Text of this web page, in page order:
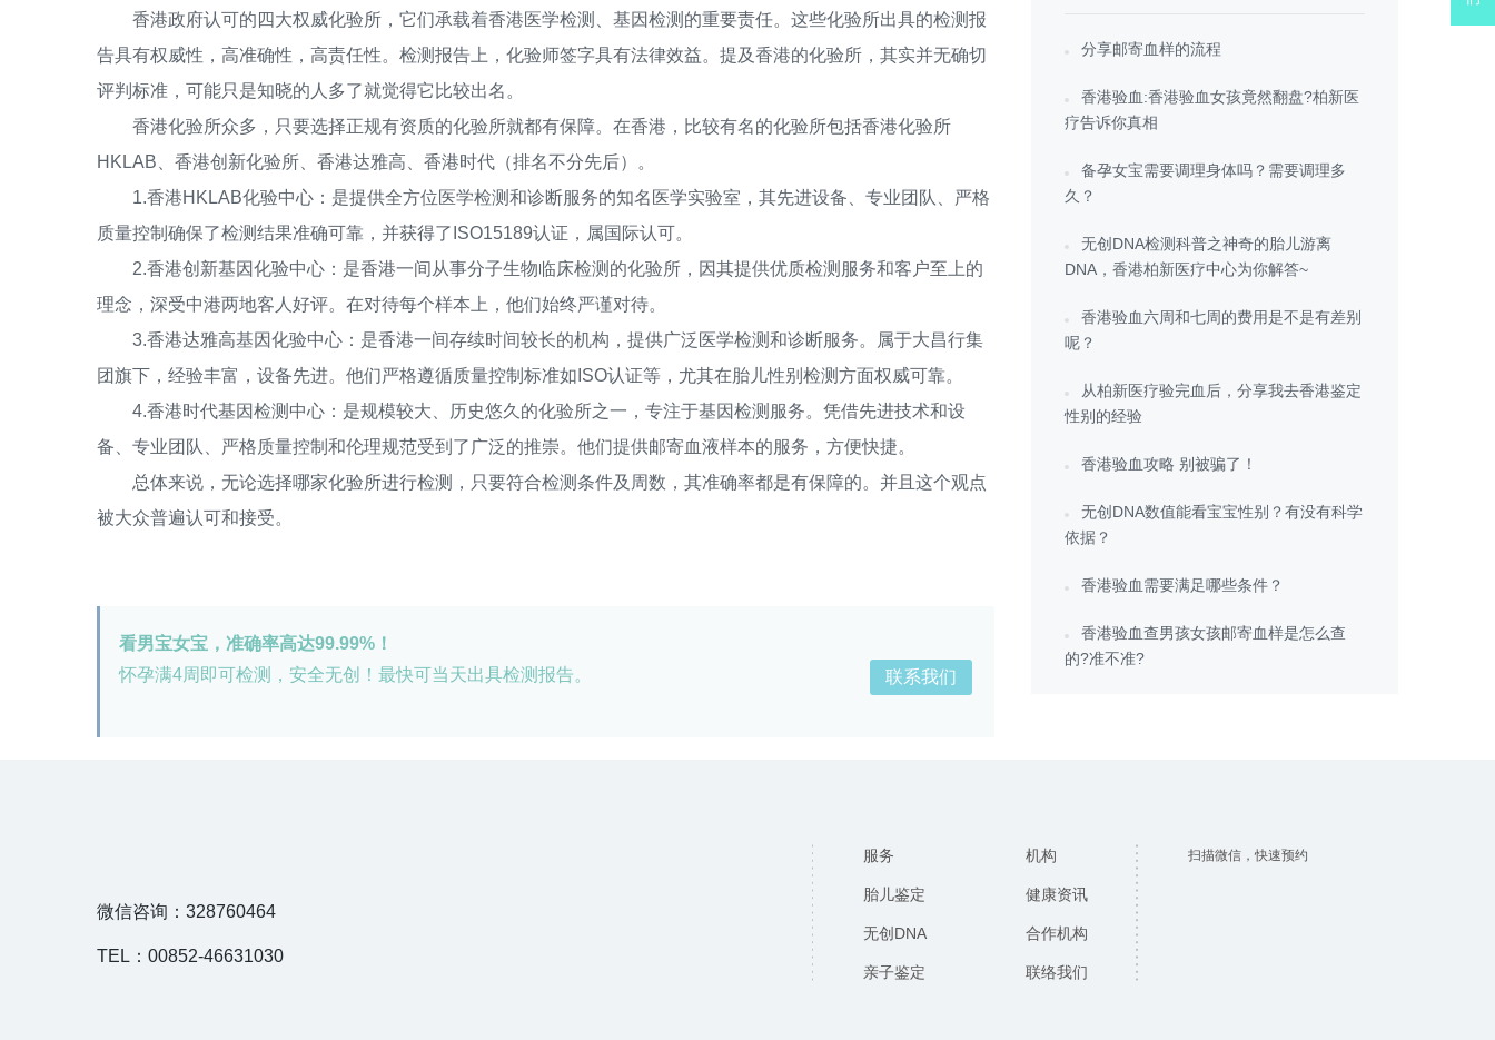
香港政府认可的四大权威化验所，它们承载着香港医学检测、基因检测的重要责任。这些化验所出具的检测报
告具有权威性，高准确性，高责任性。检测报告上，化验师签字具有法律效益。提及香港的化验所，其实并无确切
评判标准，可能只是知晓的人多了就觉得它比较出名。
香港化验所众多，只要选择正规有资质的化验所就都有保障。在香港，比较有名的化验所包括香港化验所
HKLAB、香港创新化验所、香港达雅高、香港时代（排名不分先后）。
1.香港HKLAB化验中心：是提供全方位医学检测和诊断服务的知名医学实验室，其先进设备、专业团队、严格
质量控制确保了检测结果准确可靠，并获得了ISO15189认证，属国际认可。
2.香港创新基因化验中心：是香港一间从事分子生物临床检测的化验所，因其提供优质检测服务和客户至上的
理念，深受中港两地客人好评。在对待每个样本上，他们始终严谨对待。
3.香港达雅高基因化验中心：是香港一间存续时间较长的机构，提供广泛医学检测和诊断服务。属于大昌行集
团旗下，经验丰富，设备先进。他们严格遵循质量控制标准如ISO认证等，尤其在胎儿性别检测方面权威可靠。
4.香港时代基因检测中心：是规模较大、历史悠久的化验所之一，专注于基因检测服务。凭借先进技术和设
备、专业团队、严格质量控制和伦理规范受到了广泛的推崇。他们提供邮寄血液样本的服务，方便快捷。
总体来说，无论选择哪家化验所进行检测，只要符合检测条件及周数，其准确率都是有保障的。并且这个观点
被大众普遍认可和接受。
看男宝女宝，准确率高达99.99%！
怀孕满4周即可检测，安全无创！最快可当天出具检测报告。
联系我们
分享邮寄血样的流程
香港验血:香港验血女孩竟然翻盘?柏新医
疗告诉你真相
备孕女宝需要调理身体吗？需要调理多
久？
无创DNA检测科普之神奇的胎儿游离
DNA，香港柏新医疗中心为你解答~
香港验血六周和七周的费用是不是有差别
呢？
从柏新医疗验完血后，分享我去香港鉴定
性别的经验
香港验血攻略 别被骗了！
无创DNA数值能看宝宝性别？有没有科学
依据？
香港验血需要满足哪些条件？
香港验血查男孩女孩邮寄血样是怎么查
的?准不准?
微信咨询：328760464
TEL：00852-46631030
服务
胎儿鉴定
无创DNA
亲子鉴定
机构
健康资讯
合作机构
联络我们
扫描微信，快速预约